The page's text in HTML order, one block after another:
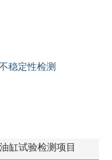
稳定性检测
油缸试验检测项目